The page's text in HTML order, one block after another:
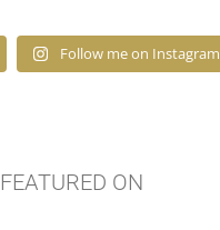
Follow me on Instagram
FEATURED ON